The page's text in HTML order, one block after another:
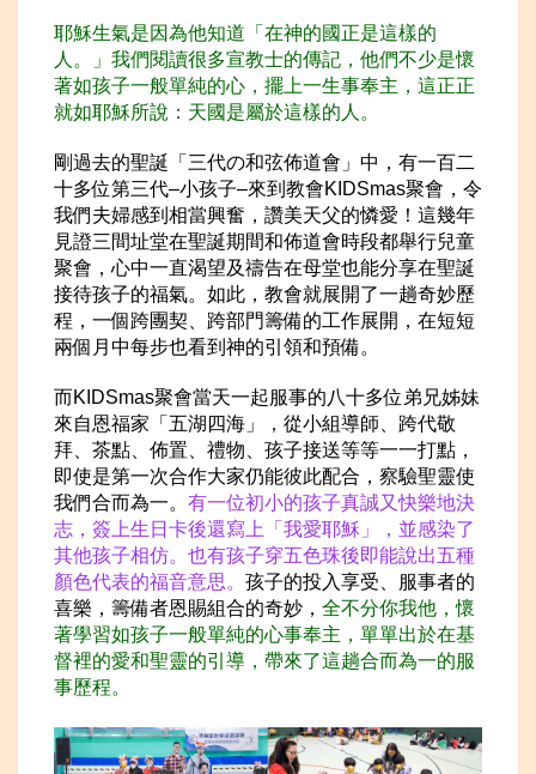
耶穌生氣是因為他知道「在神的國正是這樣的
人。」我們閱讀很多宣教士的傳記，他們不少是懷
著如孩子一般單純的心，擺上一生事奉主，這正正
就如耶穌所說：天國是屬於這樣的人。
剛過去的聖誕「三代の和弦佈道會」中，有一百二
十多位第三代–小孩子–來到教會KIDSmas聚會，令
我們夫婦感到相當興奮，讚美天父的憐愛！這幾年
見證三間址堂在聖誕期間和佈道會時段都舉行兒童
聚會，心中一直渴望及禱告在母堂也能分享在聖誕
接待孩子的福氣。如此，教會就展開了一趟奇妙歷
程，一個跨團契、跨部門籌備的工作展開，在短短
兩個月中每步也看到神的引領和預備。
而KIDSmas聚會當天一起服事的八十多位弟兄姊妹
來自恩福家「五湖四海」，從小組導師、跨代敬
拜、茶點、佈置、禮物、孩子接送等等一一打點，
即使是第一次合作大家仍能彼此配合，察驗聖靈使
我們合而為一。 有一位初小的孩子真誠又快樂地決
志，簽上生日卡後還寫上「我愛耶穌」，並感染了
其他孩子相仿。也有孩子穿五色珠後即能說出五種
顏色代表的福音意思。 孩子的投入享受、服事者的
喜樂，籌備者恩賜組合的奇妙， 全不分你我他，懷
著學習如孩子一般單純的心事奉主，單單出於在基
督裡的愛和聖靈的引導，帶來了這趟合而為一的服
事歷程。